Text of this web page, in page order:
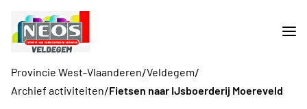
Provincie West-Vlaanderen/Veldegem/
Archief activiteiten/Fietsen naar IJsboerderij Moereveld